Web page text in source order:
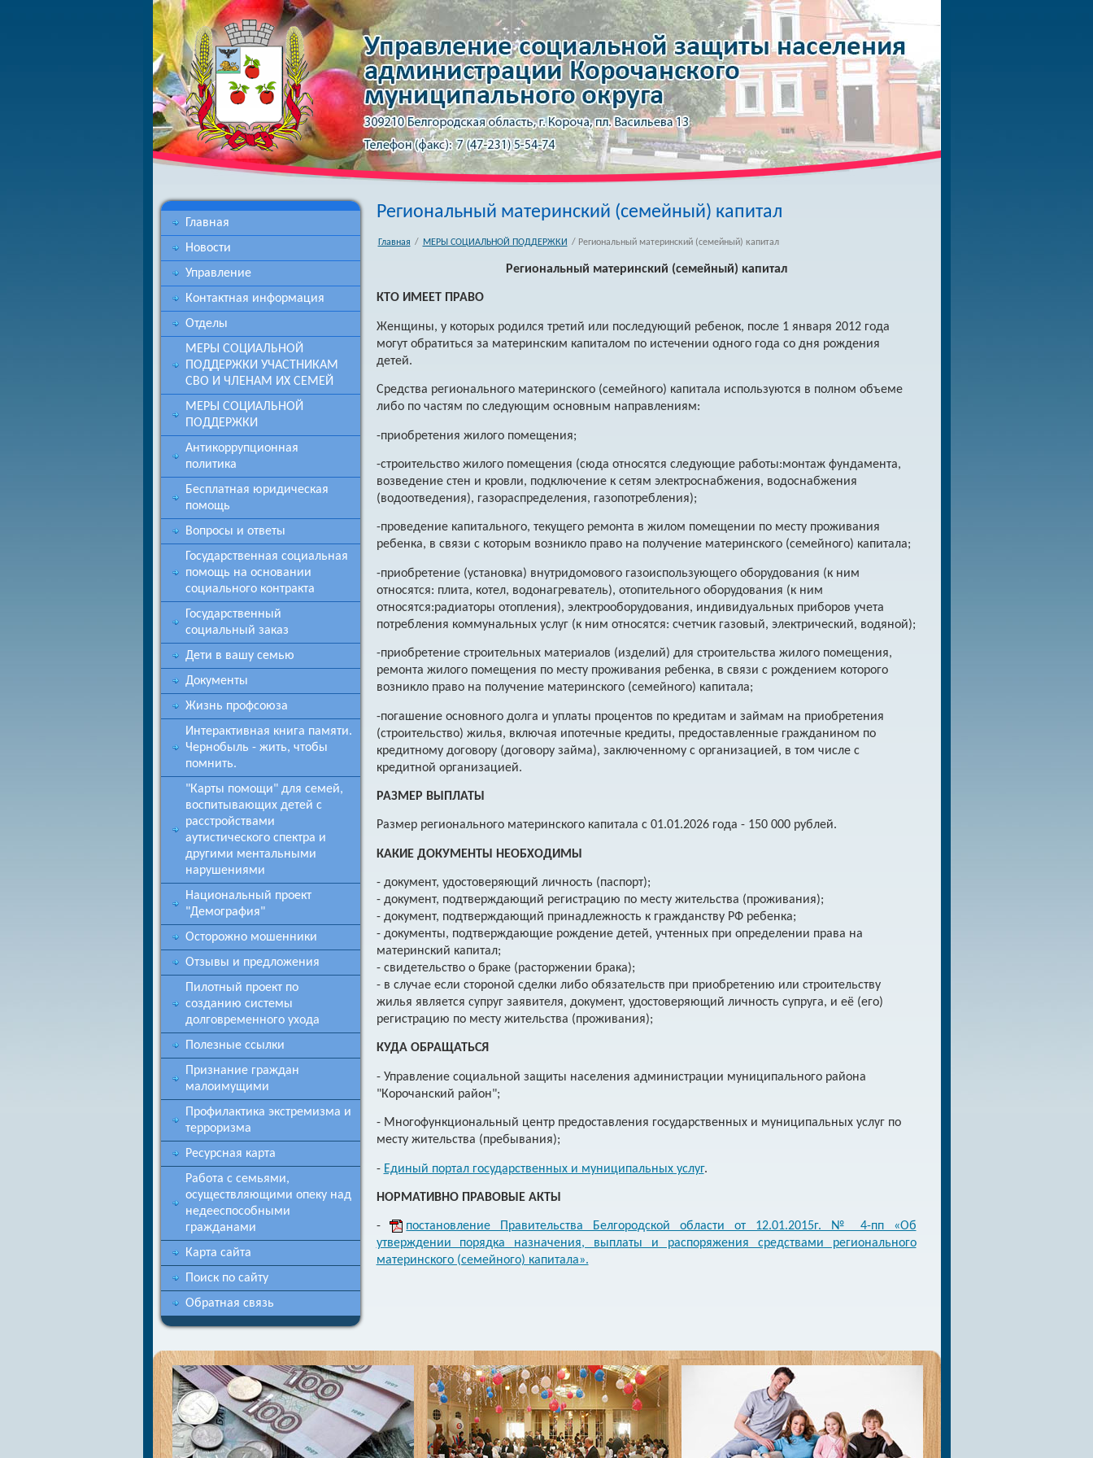
Главная
Новости
Управление
Контактная информация
Отделы
МЕРЫ СОЦИАЛЬНОЙ
ПОДДЕРЖКИ УЧАСТНИКАМ
СВО И ЧЛЕНАМ ИХ СЕМЕЙ
МЕРЫ СОЦИАЛЬНОЙ
ПОДДЕРЖКИ
Антикоррупционная
политика
Бесплатная юридическая
помощь
Вопросы и ответы
Государственная социальная
помощь на основании
социального контракта
Государственный
социальный заказ
Дети в вашу семью
Документы
Жизнь профсоюза
Интерактивная книга памяти.
Чернобыль - жить, чтобы
помнить.
"Карты помощи" для семей,
воспитывающих детей с
расстройствами
аутистического спектра и
другими ментальными
нарушениями
Национальный проект
"Демография"
Осторожно мошенники
Отзывы и предложения
Пилотный проект по
созданию системы
долговременного ухода
Полезные ссылки
Признание граждан
малоимущими
Профилактика экстремизма и
терроризма
Ресурсная карта
Работа с семьями,
осуществляющими опеку над
недееспособными
гражданами
Карта сайта
Поиск по сайту
Обратная связь
Региональный материнский (семейный) капитал
Главная / МЕРЫ СОЦИАЛЬНОЙ ПОДДЕРЖКИ / Региональный материнский (семейный) капитал
Региональный материнский (семейный) капитал
КТО ИМЕЕТ ПРАВО
Женщины, у которых родился третий или последующий ребенок, после 1 января 2012 года
могут обратиться за материнским капиталом по истечении одного года со дня рождения
детей.
Средства регионального материнского (семейного) капитала используются в полном объеме
либо по частям по следующим основным направлениям:
-приобретения жилого помещения;
-строительство жилого помещения (сюда относятся следующие работы:монтаж фундамента,
возведение стен и кровли, подключение к сетям электроснабжения, водоснабжения
(водоотведения), газораспределения, газопотребления);
-проведение капитального, текущего ремонта в жилом помещении по месту проживания
ребенка, в связи с которым возникло право на получение материнского (семейного) капитала;
-приобретение (установка) внутридомового газоиспользующего оборудования (к ним
относятся: плита, котел, водонагреватель), отопительного оборудования (к ним
относятся:радиаторы отопления), электрооборудования, индивидуальных приборов учета
потребления коммунальных услуг (к ним относятся: счетчик газовый, электрический, водяной);
-приобретение строительных материалов (изделий) для строительства жилого помещения,
ремонта жилого помещения по месту проживания ребенка, в связи с рождением которого
возникло право на получение материнского (семейного) капитала;
-погашение основного долга и уплаты процентов по кредитам и займам на приобретения
(строительство) жилья, включая ипотечные кредиты, предоставленные гражданином по
кредитному договору (договору займа), заключенному с организацией, в том числе с
кредитной организацией.
РАЗМЕР ВЫПЛАТЫ
Размер регионального материнского капитала с 01.01.2026 года - 150 000 рублей.
КАКИЕ ДОКУМЕНТЫ НЕОБХОДИМЫ
- документ, удостоверяющий личность (паспорт);
- документ, подтверждающий регистрацию по месту жительства (проживания);
- документ, подтверждающий принадлежность к гражданству РФ ребенка;
- документы, подтверждающие рождение детей, учтенных при определении права на
материнский капитал;
- свидетельство о браке (расторжении брака);
- в случае если стороной сделки либо обязательств при приобретению или строительству
жилья является супруг заявителя, документ, удостоверяющий личность супруга, и её (его)
регистрацию по месту жительства (проживания);
КУДА ОБРАЩАТЬСЯ
- Управление социальной защиты населения администрации муниципального района
"Корочанский район";
- Многофункциональный центр предоставления государственных и муниципальных услуг по
месту жительства (пребывания);
- Единый портал государственных и муниципальных услуг.
НОРМАТИВНО ПРАВОВЫЕ АКТЫ
-
постановление Правительства Белгородской области от 12.01.2015г. № 4-пп «Об
утверждении порядка назначения, выплаты и распоряжения средствами регионального
материнского (семейного) капитала».